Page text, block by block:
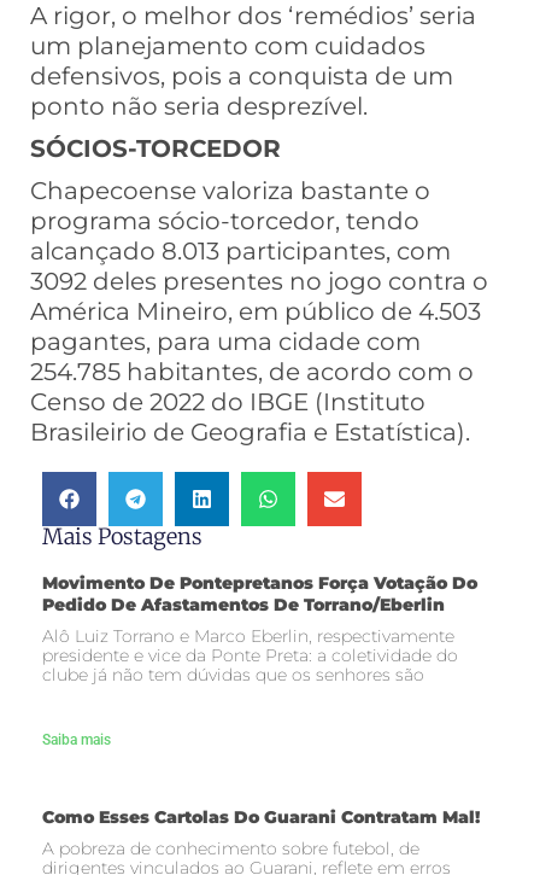
A rigor, o melhor dos ‘remédios’ seria
um planejamento com cuidados
defensivos, pois a conquista de um
ponto não seria desprezível.
SÓCIOS-TORCEDOR
Chapecoense valoriza bastante o
programa sócio-torcedor, tendo
alcançado 8.013 participantes, com
3092 deles presentes no jogo contra o
América Mineiro, em público de 4.503
pagantes, para uma cidade com
254.785 habitantes, de acordo com o
Censo de 2022 do IBGE (Instituto
Brasileirio de Geografia e Estatística).
Mais Postagens
Movimento De Pontepretanos Força Votação Do
Pedido De Afastamentos De Torrano/Eberlin
Alô Luiz Torrano e Marco Eberlin, respectivamente
presidente e vice da Ponte Preta: a coletividade do
clube já não tem dúvidas que os senhores são
Saiba mais
Como Esses Cartolas Do Guarani Contratam Mal!
A pobreza de conhecimento sobre futebol, de
dirigentes vinculados ao Guarani, reflete em erros